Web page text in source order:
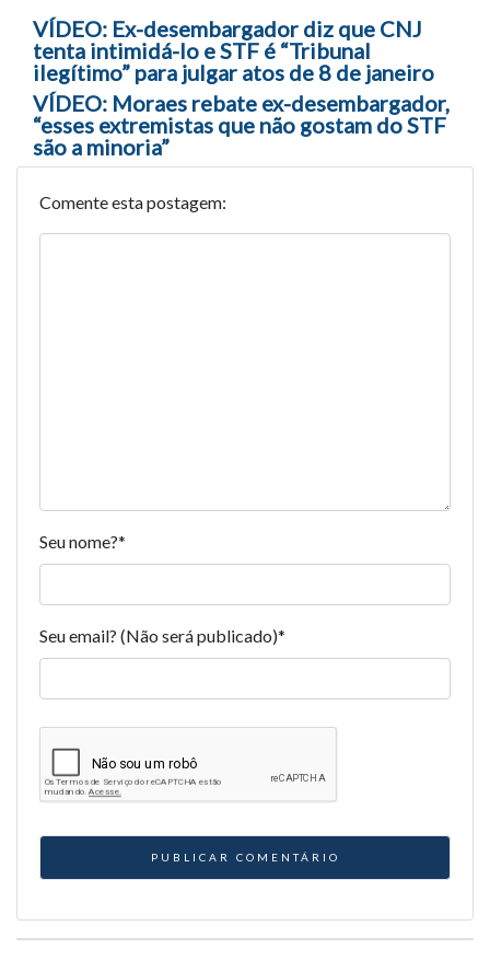
Navegação entre posts
VÍDEO: Ex-desembargador diz que CNJ
tenta intimidá-lo e STF é “Tribunal
ilegítimo” para julgar atos de 8 de janeiro
VÍDEO: Moraes rebate ex-desembargador,
“esses extremistas que não gostam do STF
são a minoria”
Comente esta postagem:
Seu nome?*
Seu email? (Não será publicado)*